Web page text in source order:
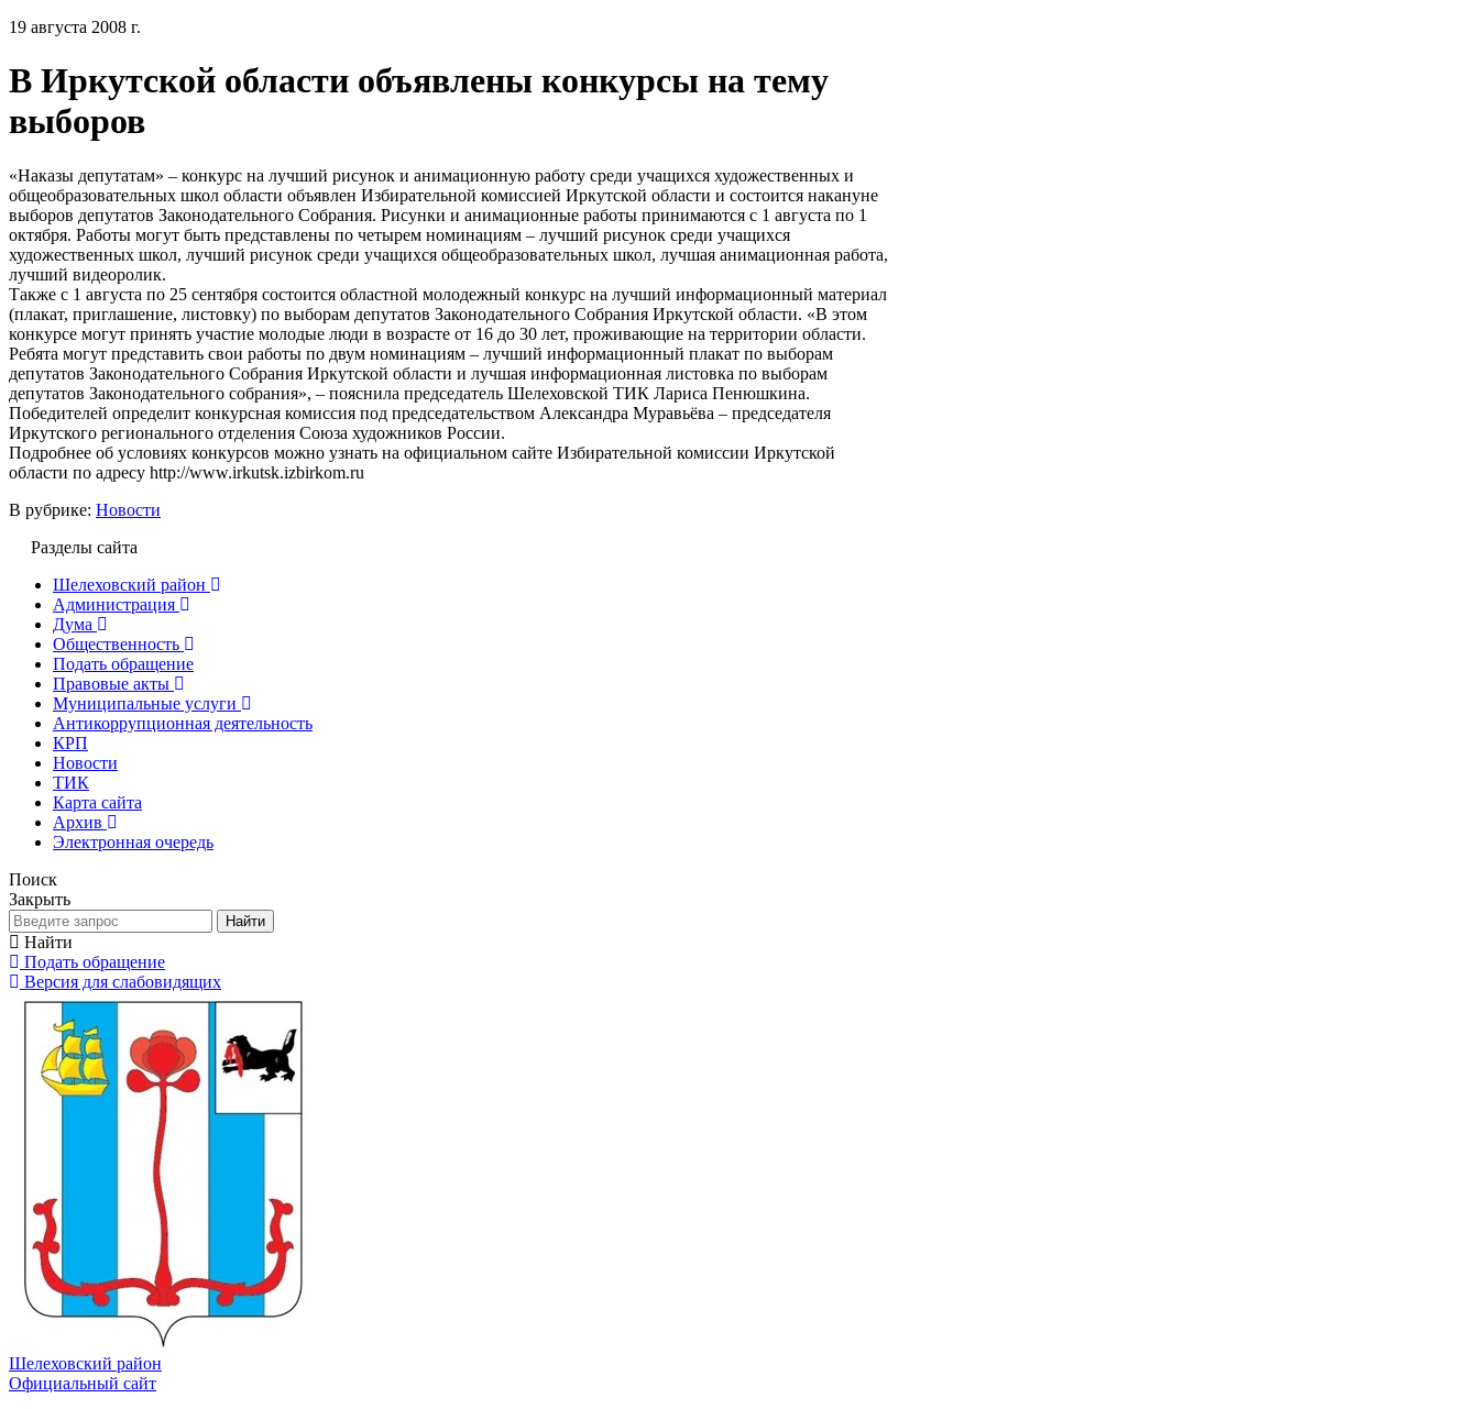
19 августа 2008 г.
В Иркутской области объявлены конкурсы на тему
выборов
«Наказы депутатам» – конкурс на лучший рисунок и анимационную работу среди учащихся художественных и
общеобразовательных школ области объявлен Избирательной комиссией Иркутской области и состоится накануне
выборов депутатов Законодательного Собрания. Рисунки и анимационные работы принимаются с 1 августа по 1
октября. Работы могут быть представлены по четырем номинациям – лучший рисунок среди учащихся
художественных школ, лучший рисунок среди учащихся общеобразовательных школ, лучшая анимационная работа,
лучший видеоролик.
Также с 1 августа по 25 сентября состоится областной молодежный конкурс на лучший информационный материал
(плакат, приглашение, листовку) по выборам депутатов Законодательного Собрания Иркутской области. «В этом
конкурсе могут принять участие молодые люди в возрасте от 16 до 30 лет, проживающие на территории области.
Ребята могут представить свои работы по двум номинациям – лучший информационный плакат по выборам
депутатов Законодательного Собрания Иркутской области и лучшая информационная листовка по выборам
депутатов Законодательного собрания», – пояснила председатель Шелеховской ТИК Лариса Пенюшкина.
Победителей определит конкурсная комиссия под председательством Александра Муравьёва – председателя
Иркутского регионального отделения Союза художников России.
Подробнее об условиях конкурсов можно узнать на официальном сайте Избирательной комиссии Иркутской
области по адресу http://www.irkutsk.izbirkom.ru
В рубрике: Новости
Разделы сайта
Шелеховский район
Администрация
Дума
Общественность
Подать обращение
Правовые акты
Муниципальные услуги
Антикоррупционная деятельность
КРП
Новости
ТИК
Карта сайта
Архив
Электронная очередь
Поиск
Закрыть
Найти
Найти
Подать обращение
Версия для слабовидящих
Шелеховский район
Официальный сайт